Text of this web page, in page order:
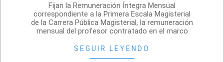
11-
05
Fijan la Remuneración Íntegra Mensual
correspondiente a la Primera Escala Magisterial
de la Carrera Pública Magisterial, la remuneración
mensual del profesor contratado en el marco
SEGUIR LEYENDO